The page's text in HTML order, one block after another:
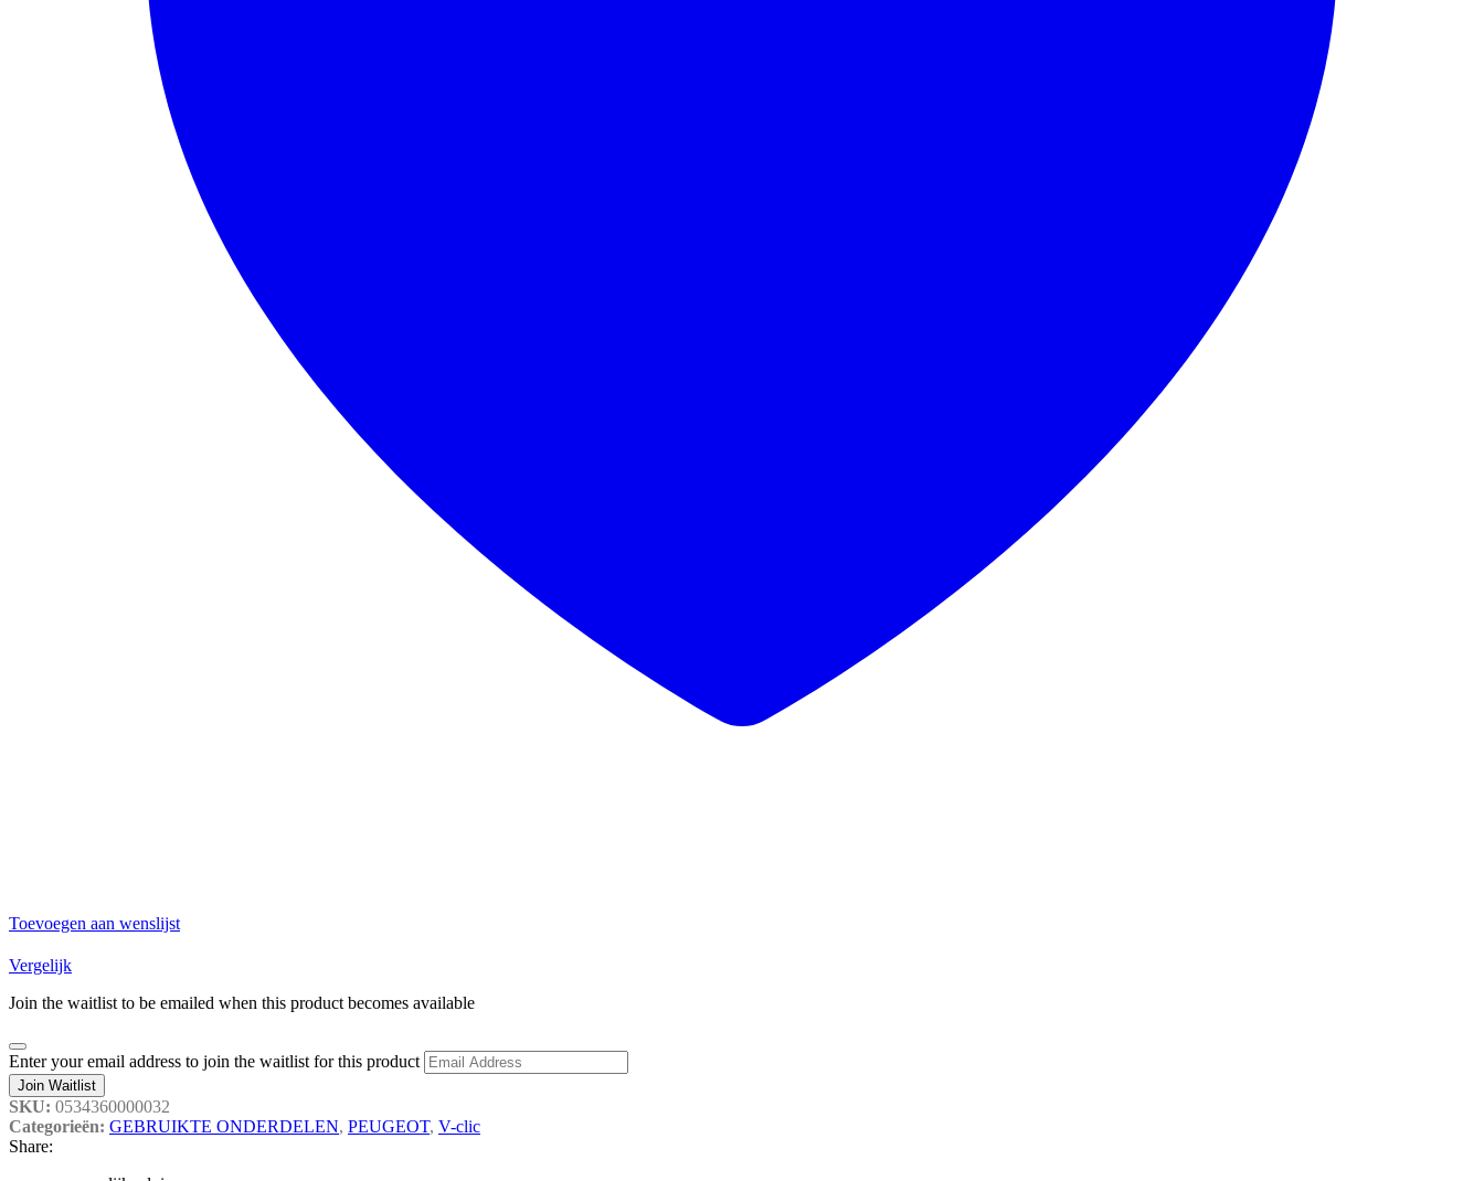
Toevoegen aan wenslijst
Vergelijk
Join the waitlist to be emailed when this product becomes available
Dismiss
notification
Enter your email address to join the waitlist for this product
Join Waitlist
SKU: 0534360000032
Categorieën: GEBRUIKTE ONDERDELEN, PEUGEOT, V-clic
Share: